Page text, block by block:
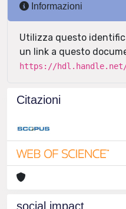
Informazioni
Utilizza questo
un link a questo
https://hdl.handle.net/
Citazioni
social impact